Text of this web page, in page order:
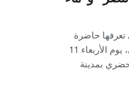
تعرفها حاضرة
إقليم اشتوكة آيت باها، قامت لجنة تقنية رفيعة المستوى، يوم الأربعاء 11
الحضري بمدينة